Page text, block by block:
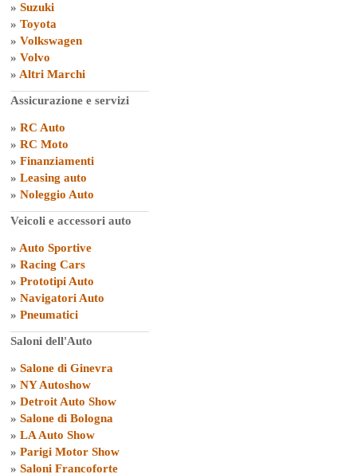
» Suzuki
» Toyota
» Volkswagen
» Volvo
» Altri Marchi
Assicurazione e servizi
» RC Auto
» RC Moto
» Finanziamenti
» Leasing auto
» Noleggio Auto
Veicoli e accessori auto
» Auto Sportive
» Racing Cars
» Prototipi Auto
» Navigatori Auto
» Pneumatici
Saloni dell'Auto
» Salone di Ginevra
» NY Autoshow
» Detroit Auto Show
» Salone di Bologna
» LA Auto Show
» Parigi Motor Show
» Saloni Francoforte